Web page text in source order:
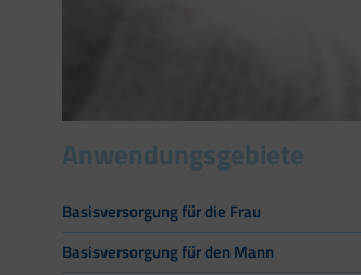
Anwendungsgebiete
Basisversorgung für die Frau
Basisversorgung für den Mann